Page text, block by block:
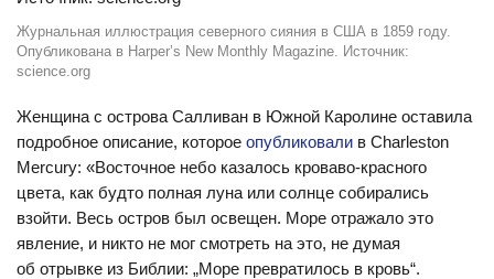
Журнальная иллюстрация северного сияния в США в 1859 году.
Опубликована в Harper’s New Monthly Magazine. Источник:
science.org
Женщина с острова Салливан в Южной Каролине оставила
подробное описание, которое опубликовали в Charleston
Mercury: «Восточное небо казалось кроваво-красного
цвета, как будто полная луна или солнце собирались
взойти. Весь остров был освещен. Море отражало это
явление, и никто не мог смотреть на это, не думая
об отрывке из Библии: „Море превратилось в кровь“.